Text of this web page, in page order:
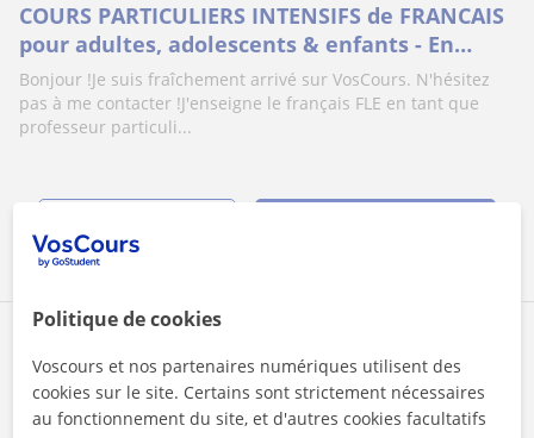
COURS PARTICULIERS INTENSIFS de FRANCAIS
pour adultes, adolescents & enfants - En
présentiel & online / PRIVATE INTENSIVE
FRENCH COURSES for adults, teens & children
- Face-to-face & online
Bonjour !Je suis fraîchement arrivé sur VosCours. N'hésitez
pas à me contacter !J'enseigne le français FLE en tant que
professeur particuli...
15€/h 1er cours offert
Politique de cookies
Voscours et nos partenaires numériques utilisent des
cookies sur le site. Certains sont strictement nécessaires
au fonctionnement du site, et d'autres cookies facultatifs